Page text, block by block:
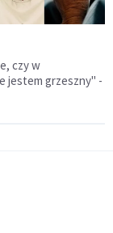
czy w
jestem grzeszny" -